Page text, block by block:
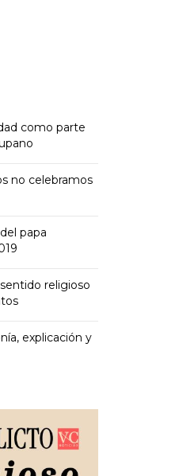
como parte
no celebramos
papa
religioso
explicación y